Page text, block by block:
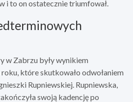
i to on ostatecznie triumfował.
w Zabrzu były wynikiem
które skutkowało odwołaniem
Rupniewskiej. Rupniewska,
swoją kadencję po